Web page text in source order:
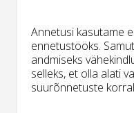
Annetusi kasutame
ennetustööks.
andmiseks
selleks, et olla alati
suurõnnetuste